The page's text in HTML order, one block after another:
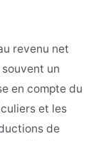
revenu net
un
en compte du
et les
de